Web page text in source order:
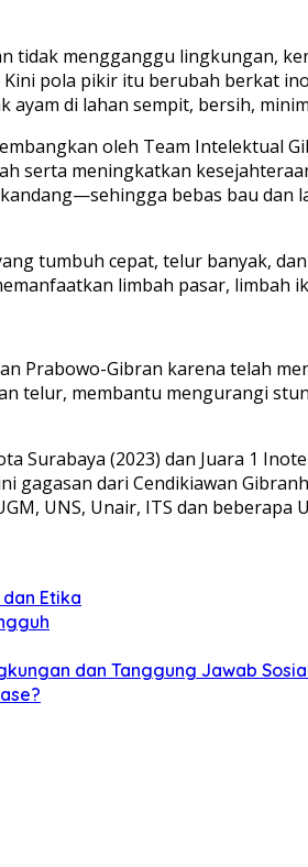
tidak mengganggu lingkungan,
pola pikir itu berubah berkat
di lahan sempit, bersih,
oleh Team Intelektual
serta meningkatkan
bebas bau dan
tumbuh cepat, telur banyak,
limbah pasar,
Prabowo-Gibran karena telah
telur, membantu mengurangi
Surabaya (2023) dan Juara 1
dari Cendikiawan
UNS, Unair, ITS dan beberapa
Etika
dan Tanggung Jawab